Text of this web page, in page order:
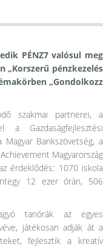
PÉNZ7 valósul meg
„Korszerű pénzkezelés
„Gondolkozz
szakmai partnerei, a
a Gazdaságfejlesztési
Bankszövetség, a
Magyarország
érdeklődés: 1070 iskola
12 ezer órán, 506
tanórák az egyes
játékosan adják át a
fejlesztik a kreatív